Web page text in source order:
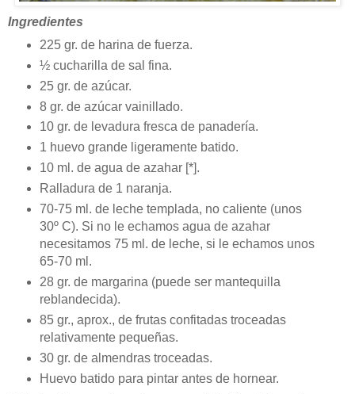
Ingredientes
225 gr. de harina de fuerza.
½ cucharilla de sal fina.
25 gr. de azúcar.
8 gr. de azúcar vainillado.
10 gr. de levadura fresca de panadería.
1 huevo grande ligeramente batido.
10 ml. de agua de azahar [*].
Ralladura de 1 naranja.
70-75 ml. de leche templada, no caliente (unos
30º C). Si no le echamos agua de azahar
necesitamos 75 ml. de leche, si le echamos unos
65-70 ml.
28 gr. de margarina (puede ser mantequilla
reblandecida).
85 gr., aprox., de frutas confitadas troceadas
relativamente pequeñas.
30 gr. de almendras troceadas.
Huevo batido para pintar antes de hornear.